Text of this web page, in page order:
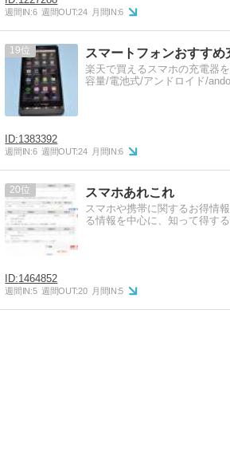
週間IN:6 週間OUT:24 月間IN:6
19 スマートフォンおすすめ
楽天で買えるスマホの充電器
容量/電池式/アンドロイド/
1383392
週間IN:6 週間OUT:24 月間IN:6
20 スマホあれこれ
スマホや携帯に関するお得情
る情報を中心に、知って得す
1464852
週間IN:5 週間OUT:20 月間IN:5